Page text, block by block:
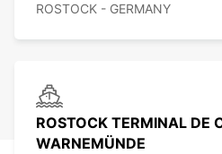
ROSTOCK - GERMANY
ROSTOCK TERMINAL DE
WARNEMÜNDE